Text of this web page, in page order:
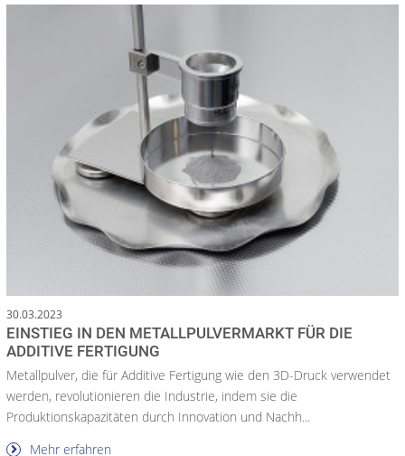
30.03.2023
EINSTIEG IN DEN METALLPULVERMARKT FÜR DIE
ADDITIVE FERTIGUNG
Metallpulver, die für Additive Fertigung wie den 3D-Druck verwendet
werden, revolutionieren die Industrie, indem sie die
Produktionskapazitäten durch Innovation und Nachh...
Mehr erfahren